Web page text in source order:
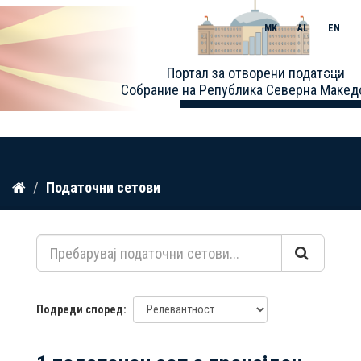
Прескокнете
содржина
Портал за отворени податоци
Собрание на Република Северна
MK AL EN
Toggle
Податочни сетови
Подреди според